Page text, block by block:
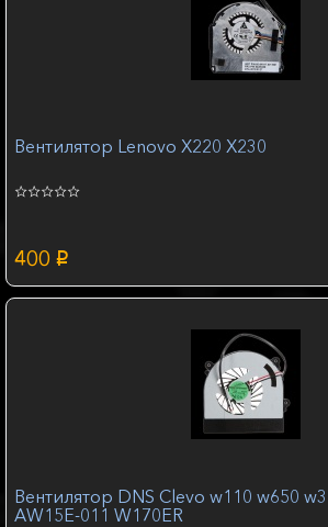
Вентилятор Lenovo X220 X230
400 p
Вентилятор DNS Clevo w110 w650
AW15E-011 W170ER